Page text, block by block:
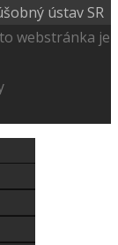
webstránka je